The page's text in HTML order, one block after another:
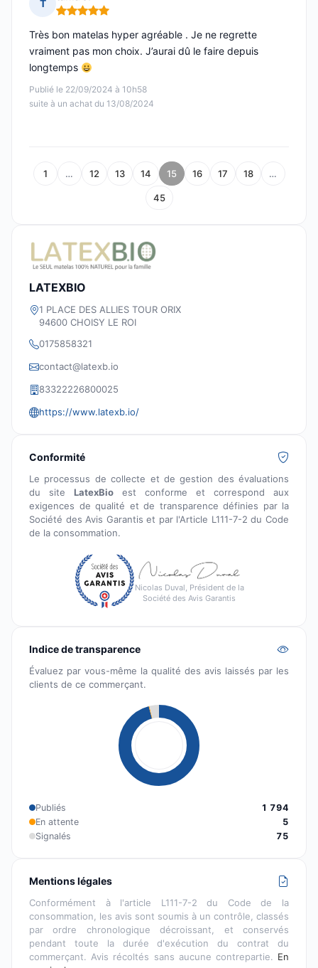
T
Note : 5 sur 5
Publié le 22/09/2024 à 10h58
suite à un achat du 13/08/2024
Très bon matelas hyper agréable . Je ne regrette
vraiment pas mon choix. J’aurai dû le faire depuis
longtemps
1 … 12 13 14 15 16 17 18 …
45
LATEXBIO
1 PLACE DES ALLIES TOUR ORIX
94600 CHOISY LE ROI
0175858321
contact@latexb.io
83322226800025
https://www.latexb.io/
Conformité
Le processus de collecte et de gestion des évaluations
du site LatexBio est conforme et correspond aux
exigences de qualité et de transparence définies par la
Société des Avis Garantis et par l'Article L111-7-2 du Code
de la consommation.
Nicolas Duval, Président de la
Société des Avis Garantis
Indice de transparence
Évaluez par vous-même la qualité des avis laissés par les
clients de ce commerçant.
Publiés
1 794
En attente
5
Signalés
75
Mentions légales
Conformément à l'article L111-7-2 du Code de la
consommation, les avis sont soumis à un contrôle, classés
par ordre chronologique décroissant, et conservés
pendant toute la durée d'exécution du contrat du
commerçant. Avis récoltés sans aucune contrepartie. En